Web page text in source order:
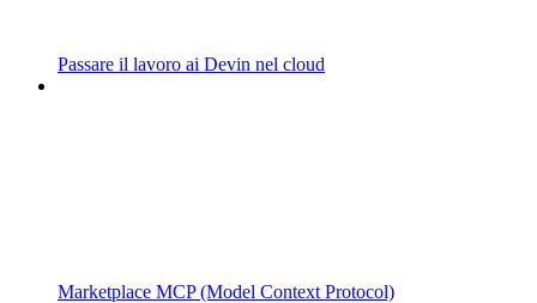
Passare il lavoro ai Devin nel cloud
Marketplace MCP (Model Context Protocol)